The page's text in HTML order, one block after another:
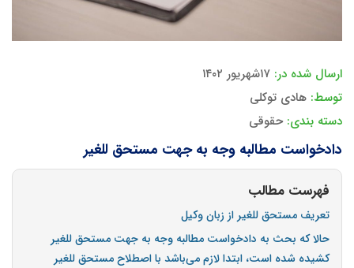
ارسال شده در: ۱۷شهریور ۱۴۰۲
توسط: هادی توکلی
دسته بندی: حقوقی
دادخواست مطالبه وجه به جهت مستحق للغیر
فهرست مطالب
تعریف مستحق للغیر از زبان وکیل
حالا که بحث به دادخواست مطالبه وجه به جهت مستحق للغیر
کشیده شده است، ابتدا لازم می‌باشد با اصطلاح مستحق للغیر